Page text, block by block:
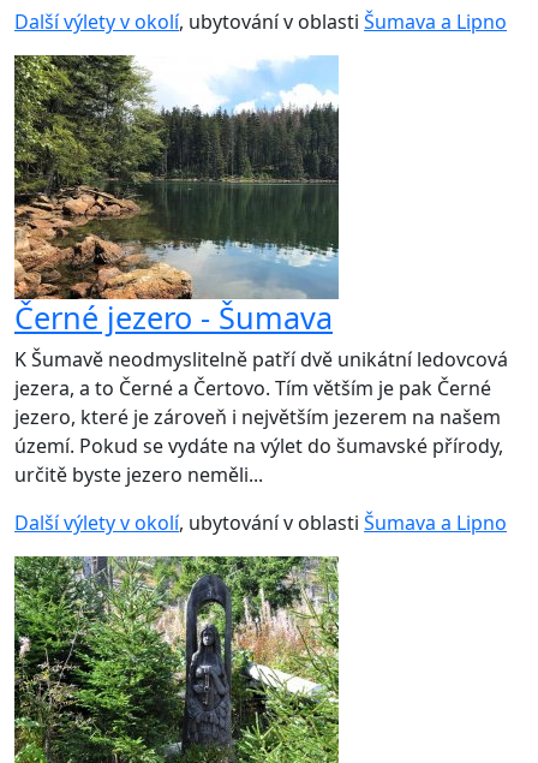
Další výlety v okolí, ubytování v oblasti Šumava a Lipno
Černé jezero - Šumava
K Šumavě neodmyslitelně patří dvě unikátní ledovcová
jezera, a to Černé a Čertovo. Tím větším je pak Černé
jezero, které je zároveň i největším jezerem na našem
území. Pokud se vydáte na výlet do šumavské přírody,
určitě byste jezero neměli...
Další výlety v okolí, ubytování v oblasti Šumava a Lipno